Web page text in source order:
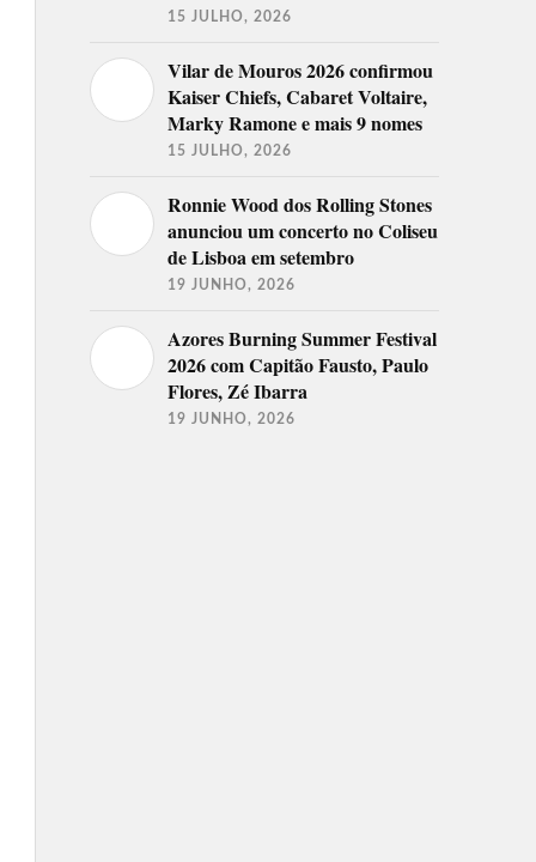
15 JULHO, 2026
Vilar de Mouros 2026 confirmou
Kaiser Chiefs, Cabaret Voltaire,
Marky Ramone e mais 9 nomes
15 JULHO, 2026
Ronnie Wood dos Rolling Stones
anunciou um concerto no Coliseu
de Lisboa em setembro
19 JUNHO, 2026
Azores Burning Summer Festival
2026 com Capitão Fausto, Paulo
Flores, Zé Ibarra
19 JUNHO, 2026